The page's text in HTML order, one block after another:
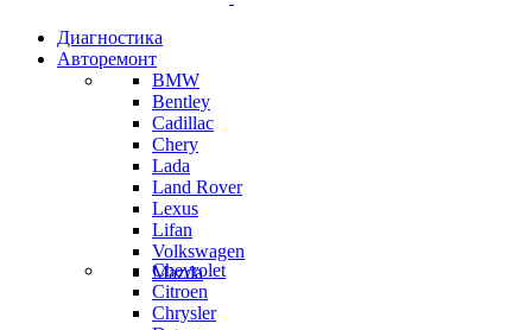
Диагностика
Авторемонт
BMW
Bentley
Cadillac
Chery
Lada
Land Rover
Lexus
Lifan
Volkswagen
Mazda
Chevrolet
Citroen
Chrysler